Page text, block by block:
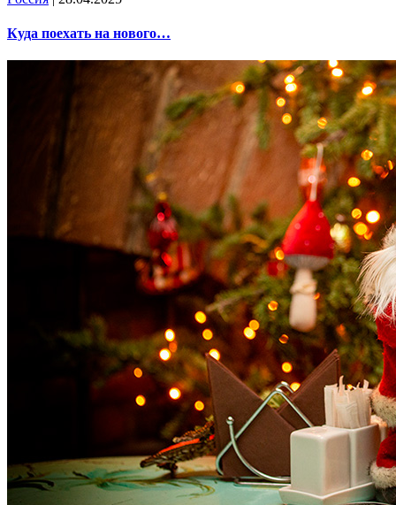
Куда поехать на нового…